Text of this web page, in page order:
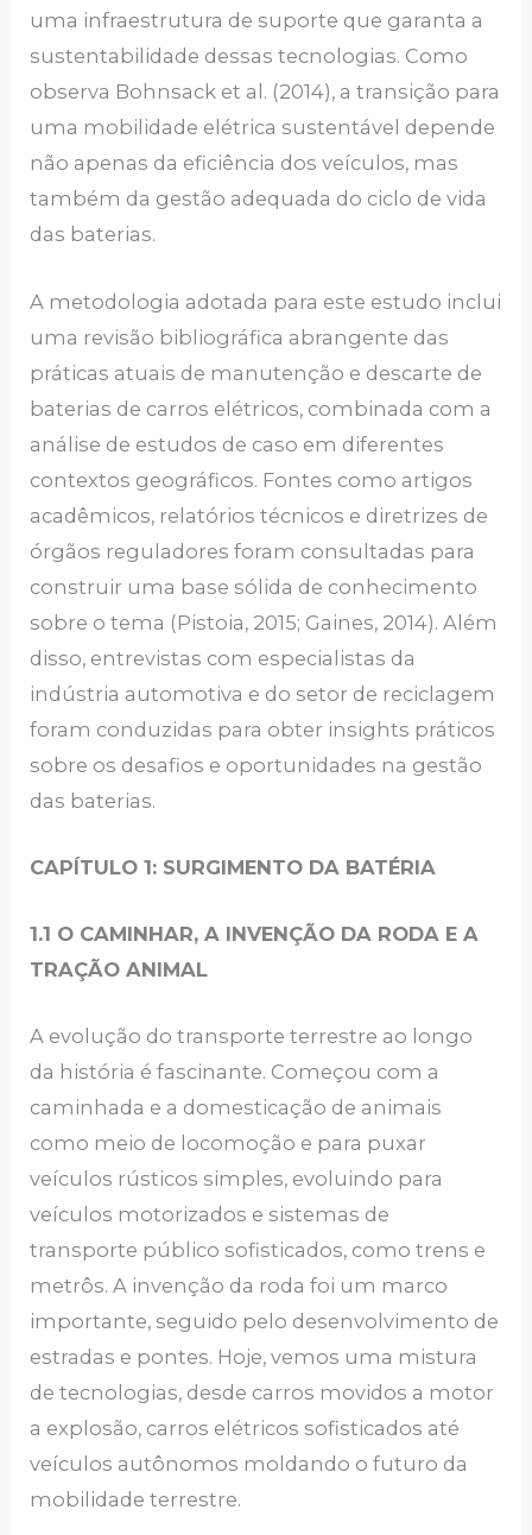
uma infraestrutura de suporte que garanta a
sustentabilidade dessas tecnologias. Como
observa Bohnsack et al. (2014), a transição para
uma mobilidade elétrica sustentável depende
não apenas da eficiência dos veículos, mas
também da gestão adequada do ciclo de vida
das baterias.
A metodologia adotada para este estudo inclui
uma revisão bibliográfica abrangente das
práticas atuais de manutenção e descarte de
baterias de carros elétricos, combinada com a
análise de estudos de caso em diferentes
contextos geográficos. Fontes como artigos
acadêmicos, relatórios técnicos e diretrizes de
órgãos reguladores foram consultadas para
construir uma base sólida de conhecimento
sobre o tema (Pistoia, 2015; Gaines, 2014). Além
disso, entrevistas com especialistas da
indústria automotiva e do setor de reciclagem
foram conduzidas para obter insights práticos
sobre os desafios e oportunidades na gestão
das baterias.
CAPÍTULO 1: SURGIMENTO DA BATÉRIA
1.1 O CAMINHAR, A INVENÇÃO DA RODA E A
TRAÇÃO ANIMAL
A evolução do transporte terrestre ao longo
da história é fascinante. Começou com a
caminhada e a domesticação de animais
como meio de locomoção e para puxar
veículos rústicos simples, evoluindo para
veículos motorizados e sistemas de
transporte público sofisticados, como trens e
metrôs. A invenção da roda foi um marco
importante, seguido pelo desenvolvimento de
estradas e pontes. Hoje, vemos uma mistura
de tecnologias, desde carros movidos a motor
a explosão, carros elétricos sofisticados até
veículos autônomos moldando o futuro da
mobilidade terrestre.